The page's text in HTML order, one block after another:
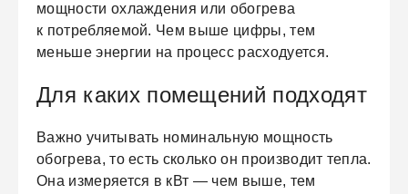
мощности охлаждения или обогрева
к потребляемой. Чем выше цифры, тем
меньше энергии на процесс расходуется.
Для каких помещений подходят
Важно учитывать номинальную мощность
обогрева, то есть сколько он производит тепла.
Она измеряется в кВт — чем выше, тем